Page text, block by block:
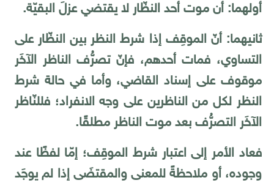
أولهما: أن موت أحد النظّار لا يقتضي عزلَ البقيّة.
ثانيهما: أنّ الموقِف إذا شرط النظر بين النظّار على
التساوي، فمات أحدهم، فإنّ تصرُّف الناظر الآخَر
موقوف على إسناد القاضي، وأما في حالة شرط
النظر لكل من الناظرين على وجه الانفراد؛ فللنّاظر
الآخَر التصرُّف بعد موت الناظر مطلقًا.
فعاد الأمر إلى اعتبار شرط الموقِف؛ إمّا لفظًا عند
وجوده، أو ملاحظةً للمعنى والمقتضَى إذا لم يوجَد